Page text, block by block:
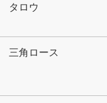
タロウ
三角ロース